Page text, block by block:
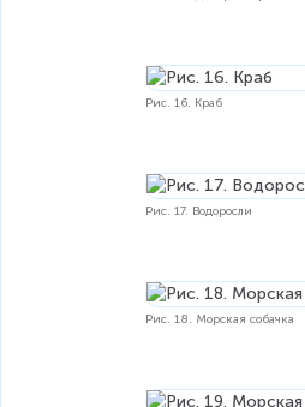
Рис. 16. Краб
Рис. 17. Водоросли
Рис. 18. Морская собачка